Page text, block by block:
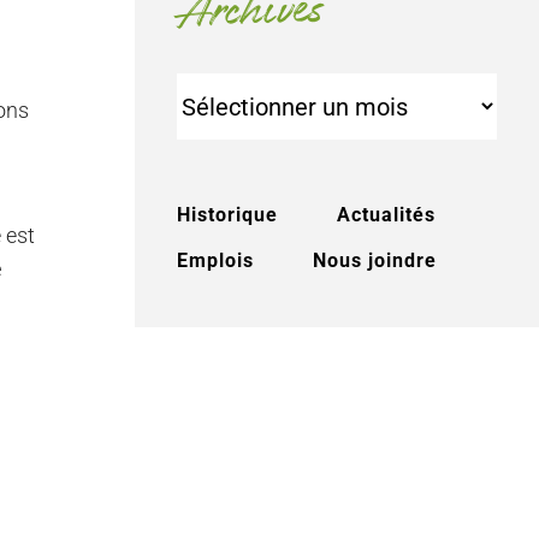
est
Historique
Actualités
Emplois
Nous joindre